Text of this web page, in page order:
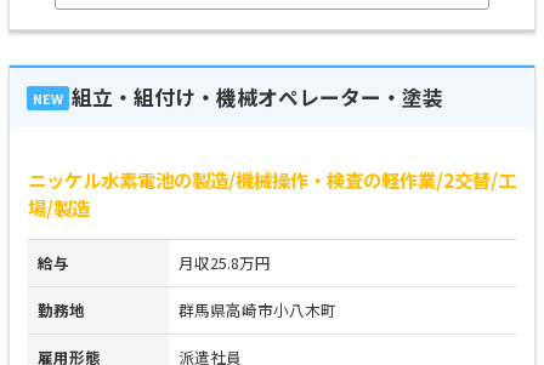
NEW 組立・組付け・機械オペレーター・塗装
ニッケル水素電池の製造/機械操作・検査の軽作業/2交替/工
場/製造
給与 月収25.8万円
勤務地 群馬県高崎市小八木町
雇用形態 派遣社員